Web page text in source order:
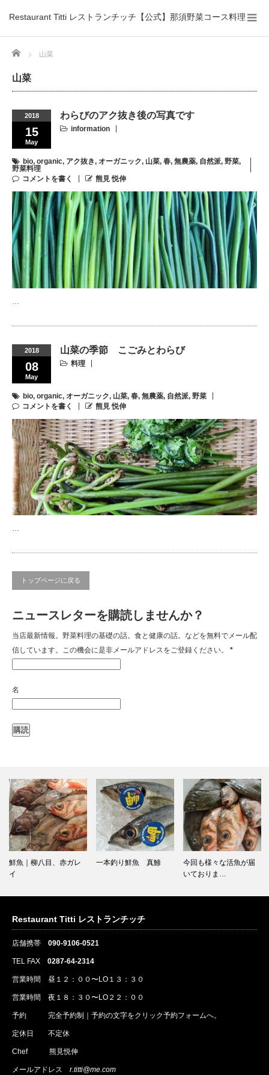
Restaurant Titti レストランチッチ【公式】那須野菜コース料理
Home 山菜
山菜
2018
15
May
わらびのアク抜き後の写真です
information
bio, organic, アク抜き, オーガニック, 山菜, 春, 無農薬, 自然派, 野菜,
野菜料理
コメントを書く
熊見 悦伸
2018
08
May
山菜の季節 こごみとわらび
料理
bio, organic, オーガニック, 山菜, 春, 無農薬, 自然派, 野菜
コメントを書く
熊見 悦伸
…
トップページに戻る
ニュースレターを購読しませんか？
当店最新情報。野菜料理の基礎の話。食と健康の話。などを無料でメール配
信しています。この機会に是非メールアドレスをご登録ください。 *
名
鮮魚｜柳八目、赤ガレ
イ
一本釣り鮮魚 真鯵
今回も様々な活魚が届
いておりま…
Restaurant Titti レストランチッチ
店舗携帯 090-9106-0521
TEL FAX 0287-64-2314
営業時間 昼１２：００〜LO１３：３０
営業時間 夜１８：３０〜LO２２：００
予約 完全予約制｜ 予約の文字をクリック予約フォームへ。
定休日 不定休
Chef 熊見悦伸
メールアドレス r.titti@me.com